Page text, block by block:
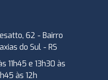
62 - Bairro
do Sul - RS
11h45 e 13h30 às
às 12h